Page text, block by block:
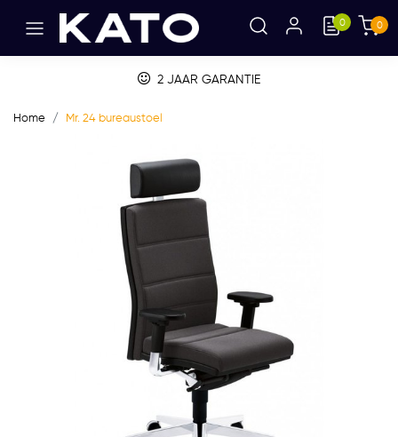
0 0
2 JAAR GARANTIE
Home Mr. 24 bureaustoel